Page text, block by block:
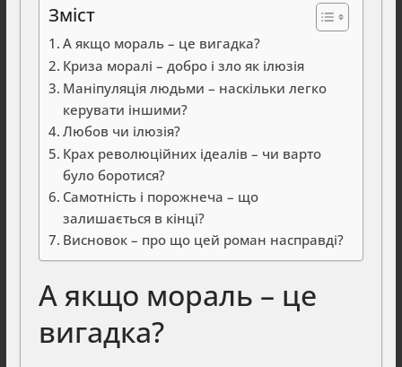
Зміст
А якщо мораль – це вигадка?
Криза моралі – добро і зло як ілюзія
Маніпуляція людьми – наскільки легко
керувати іншими?
Любов чи ілюзія?
Крах революційних ідеалів – чи варто
було боротися?
Самотність і порожнеча – що
залишається в кінці?
Висновок – про що цей роман насправді?
А якщо мораль – це
вигадка?